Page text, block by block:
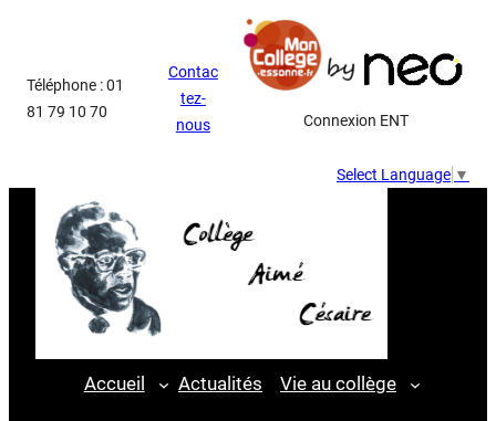
contenu
Téléphone : 01
81 79 10 70
Contac
tez-
nous
Connexion ENT
Select Language ▼
Accueil Actualités Vie au collège